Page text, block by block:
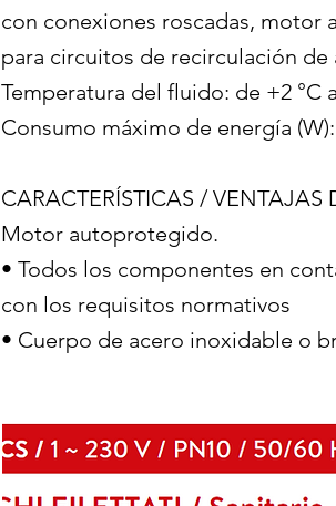
con conexiones roscadas, motor
para circuitos de recirculación de
Temperatura del fluido: de +2 °C
Consumo máximo de energía
CARACTERÍSTICAS / VENTAJAS
Motor autoprotegido.
• Todos los componentes en
con los requisitos normativos
• Cuerpo de acero inoxidable o